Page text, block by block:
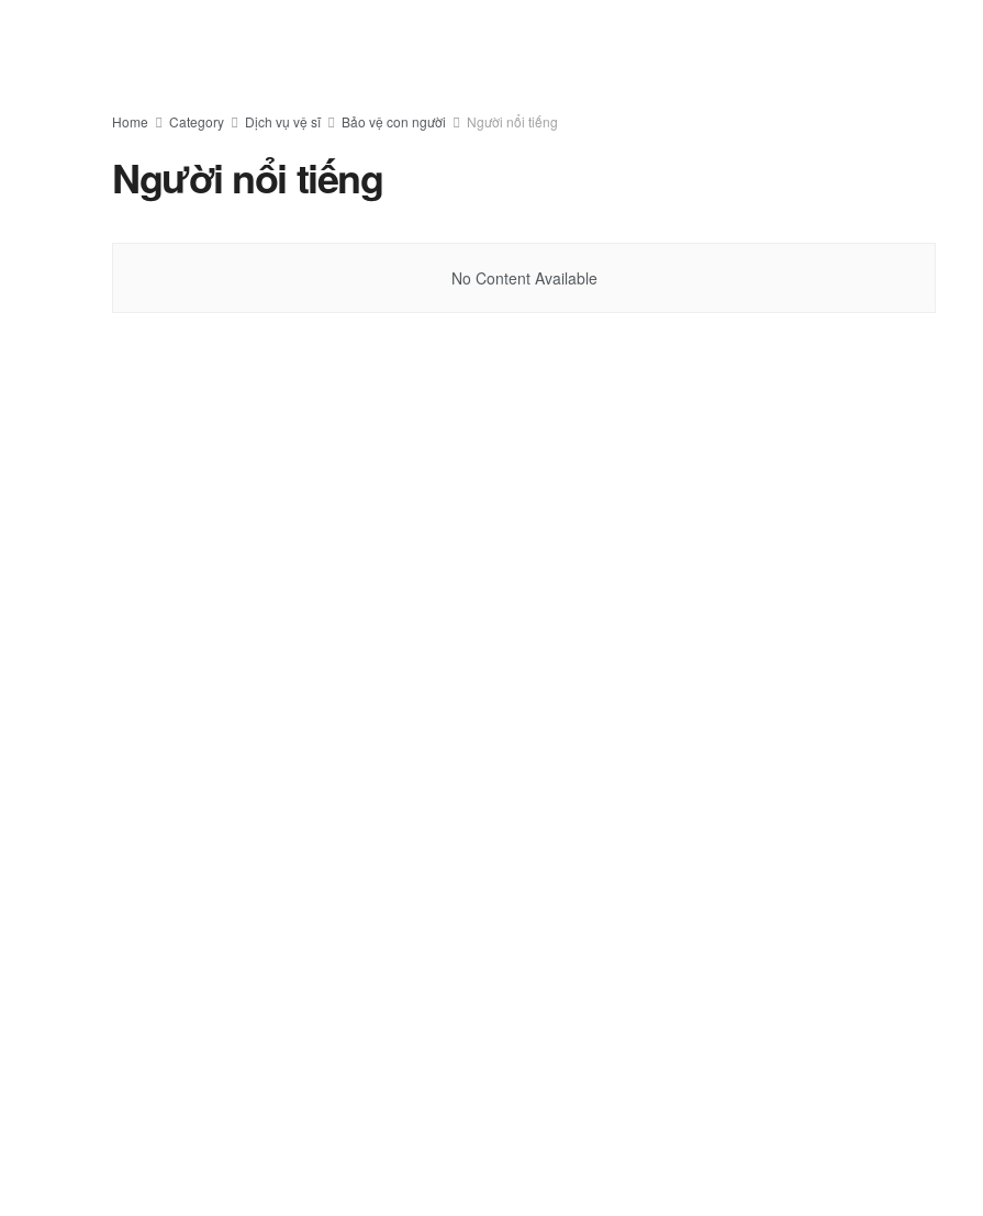
Home Category Dịch vụ vệ sĩ Bảo vệ con người Người nổi tiếng
Người nổi tiếng
No Content Available